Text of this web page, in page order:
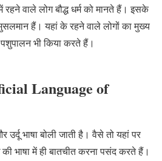
वाले लोग बौद्ध धर्म को मानते हैं। इसके
मुसलमान हैं। यहां के रहने वाले लोगों का मुख्य
भी किया करते हैं।
Language of
उर्दू भाषा बोली जाती है। वैसे तो यहां पर
भाषा में ही बातचीत करना पसंद करते हैं।